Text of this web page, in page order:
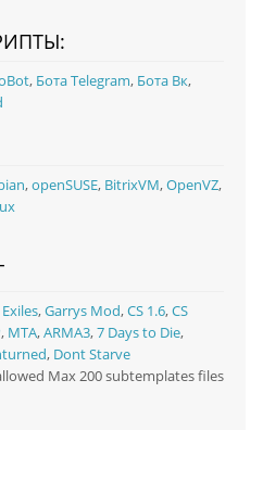
, Бота Telegram, Бота Вк,
,openSUSE, BitrixVM,OpenVZ,
,Garrys Mod,CS 1.6,CS
, MTA,ARMA3,7 Days to Die,
, Dont Starve
Max 200 subtemplates files